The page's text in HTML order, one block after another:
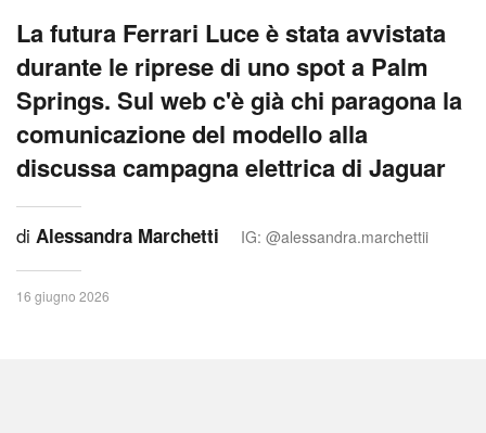
La futura Ferrari Luce è stata avvistata
durante le riprese di uno spot a Palm
Springs. Sul web c'è già chi paragona la
comunicazione del modello alla
discussa campagna elettrica di Jaguar
di Alessandra Marchetti IG: @alessandra.marchettii
16 giugno 2026